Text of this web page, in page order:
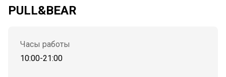
PULL&BEAR
Часы работы
10:00-21:00